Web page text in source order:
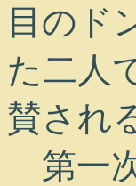
目のド
た二人
賛され
第一